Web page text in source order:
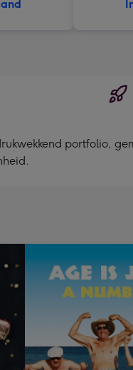
portfolio,